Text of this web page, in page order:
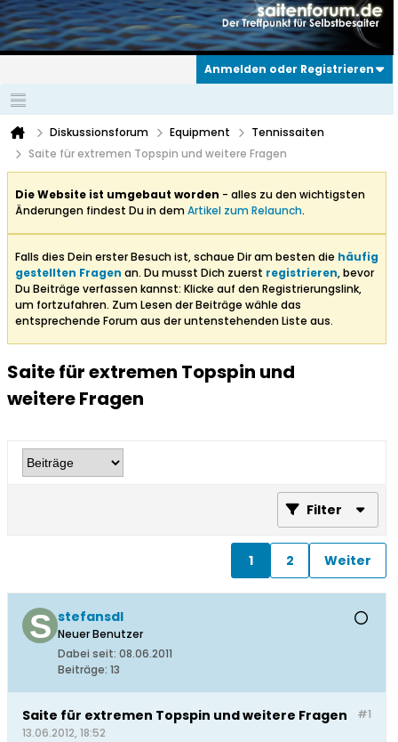
Anmelden oder Registrieren
Diskussionsforum Equipment
Tennissaiten
Saite für extremen Topspin und weitere Fragen
Die Website ist umgebaut worden - alles zu den wichtigsten
Änderungen findest Du in demArtikel zum Relaunch.
Falls dies Dein erster Besuch ist, schaue Dir am besten die häufig
gestellten Fragen an. Du musst Dich zuerst registrieren, bevor
Du Beiträge verfassen kannst: Klicke auf den Registrierungslink,
um fortzufahren. Zum Lesen der Beiträge wähle das
entsprechende Forum aus der untenstehenden Liste aus.
Saite für extremen Topspin und
weitere Fragen
Filter
1 2 Weiter
stefansdl
Neuer Benutzer
Dabei seit: 08.06.2011
Beiträge: 13
#1
Saite für extremen Topspin und weitere Fragen
13.06.2012, 18:52